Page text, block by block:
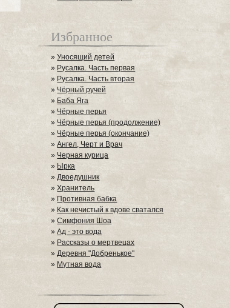
Избранное
»Уносящий детей
» Русалка. Часть первая
» Русалка. Часть вторая
» Чёрный ручей
» Баба Яга
» Чёрные перья
»Чёрные перья (продолжение)
» Чёрные перья (окончание)
»Ангел, Черт и Врач
» Черная курица
» Ырка
»Двоедушник
»Хранитель
» Противная бабка
» Как нечистый к вдове сватался
»Симфония Шоа
»Ад - это вода
» Рассказы о мертвецах
»Деревня "Добренькое"
» Мутная вода